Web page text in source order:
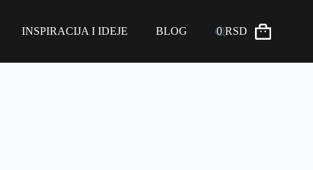
INSPIRACIJA I IDEJE BLOG 0RSD